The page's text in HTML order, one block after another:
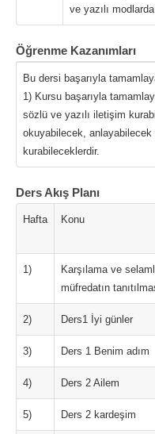
ve yazılı
Öğrenme Kazanımları
Bu dersi başarıyla
1) Kursu başarıyla
sözlü ve yazılı iletişim
okuyabilecek,
kurabileceklerdir.
Ders Akış Planı
Hafta Konu
1)
Karşılama ve
müfredatın
2) Ders1 İyi günler
3) Ders 1 Benim adım
4) Ders 2 Ailem
5) Ders 2 kardeşim